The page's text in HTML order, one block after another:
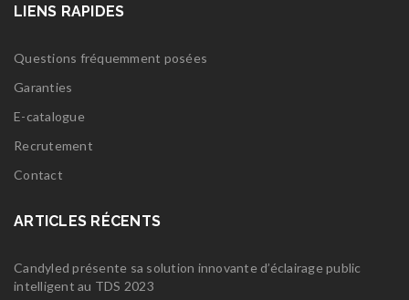
LIENS RAPIDES
Questions fréquemment posées
Garanties
E-catalogue
Recrutement
Contact
ARTICLES RÉCENTS
Candyled présente sa solution innovante d’éclairage public
intelligent au TDS 2023